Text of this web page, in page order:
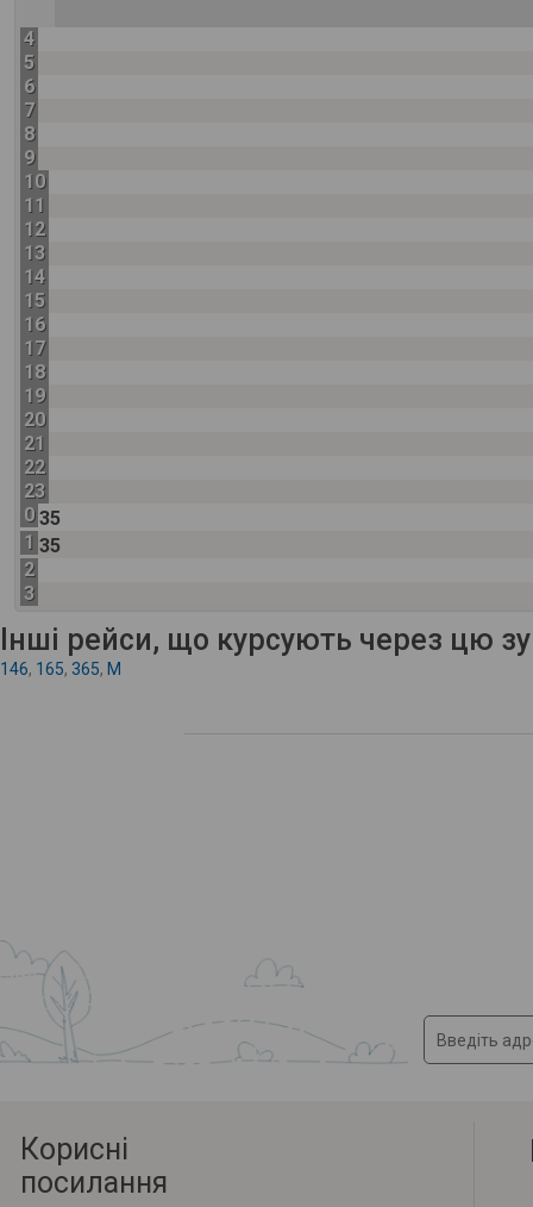
4
5
6
7
8
9
10
11
12
13
14
15
16
17
18
19
20
21
22
23
0 35
1 35
2
3
Інші рейси, що курсують через цю
146, 165, 365, M
Корисні
посилання